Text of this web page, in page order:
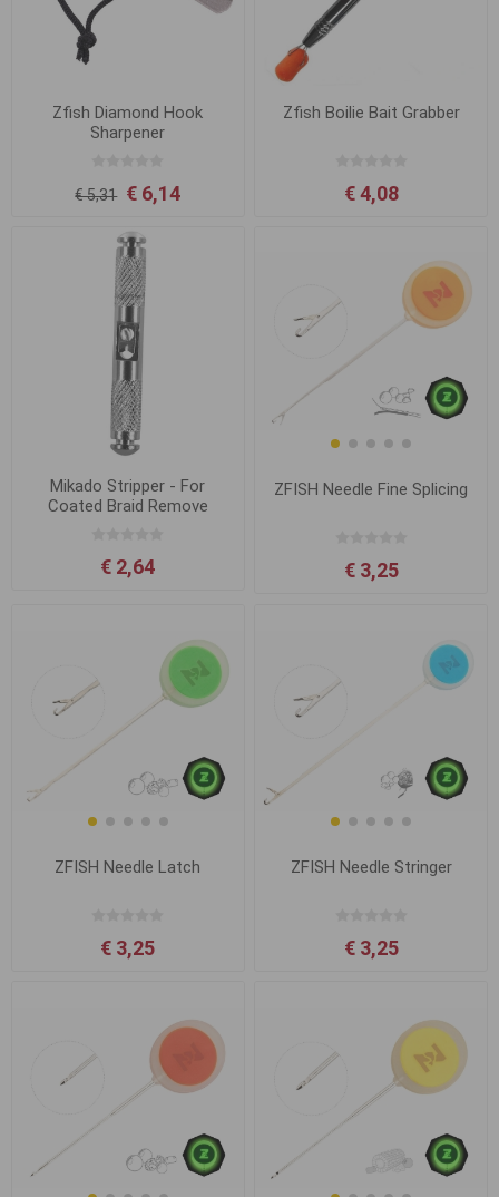
Zfish Diamond Hook
Sharpener
€ 5,31 € 6,14
Zfish Boilie Bait Grabber
€ 4,08
Mikado Stripper - For
Coated Braid Remove
€ 2,64
ZFISH Needle Fine Splicing
€ 3,25
ZFISH Needle Latch
€ 3,25
ZFISH Needle Stringer
€ 3,25